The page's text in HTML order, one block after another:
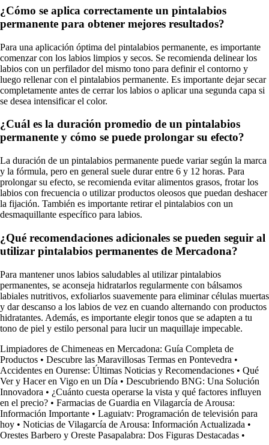
¿Cómo se aplica correctamente un pintalabios
permanente para obtener mejores resultados?
Para una aplicación óptima del pintalabios permanente, es importante
comenzar con los labios limpios y secos. Se recomienda delinear los
labios con un perfilador del mismo tono para definir el contorno y
luego rellenar con el pintalabios permanente. Es importante dejar secar
completamente antes de cerrar los labios o aplicar una segunda capa si
se desea intensificar el color.
¿Cuál es la duración promedio de un pintalabios
permanente y cómo se puede prolongar su efecto?
La duración de un pintalabios permanente puede variar según la marca
y la fórmula, pero en general suele durar entre 6 y 12 horas. Para
prolongar su efecto, se recomienda evitar alimentos grasos, frotar los
labios con frecuencia o utilizar productos oleosos que puedan deshacer
la fijación. También es importante retirar el pintalabios con un
desmaquillante específico para labios.
¿Qué recomendaciones adicionales se pueden seguir al
utilizar pintalabios permanentes de Mercadona?
Para mantener unos labios saludables al utilizar pintalabios
permanentes, se aconseja hidratarlos regularmente con bálsamos
labiales nutritivos, exfoliarlos suavemente para eliminar células muertas
y dar descanso a los labios de vez en cuando alternando con productos
hidratantes. Además, es importante elegir tonos que se adapten a tu
tono de piel y estilo personal para lucir un maquillaje impecable.
Limpiadores de Chimeneas en Mercadona: Guía Completa de
Productos • Descubre las Maravillosas Termas en Pontevedra •
Accidentes en Ourense: Últimas Noticias y Recomendaciones • Qué
Ver y Hacer en Vigo en un Día • Descubriendo BNG: Una Solución
Innovadora • ¿Cuánto cuesta operarse la vista y qué factores influyen
en el precio? • Farmacias de Guardia en Vilagarcía de Arousa:
Información Importante • Laguiatv: Programación de televisión para
hoy • Noticias de Vilagarcía de Arousa: Información Actualizada •
Orestes Barbero y Oreste Pasapalabra: Dos Figuras Destacadas •